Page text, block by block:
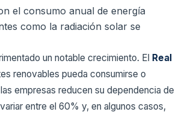
el consumo anual de energía
como la radiación solar se
un notable crecimiento. El Real
renovables pueda consumirse o
empresas reducen su dependencia de
entre el 60% y, en algunos casos,